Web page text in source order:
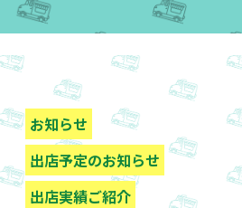
お知らせ
出店予定のお知らせ
出店実績ご紹介